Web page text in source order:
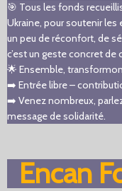
🎯 Tous les fonds
Ukraine, pour soutenir
un peu de réconfort, de
c’est un geste concret
🌟 Ensemble,
➡️ Entrée libre –
➡️ Venez nombreux,
message de solidarité.
Encan